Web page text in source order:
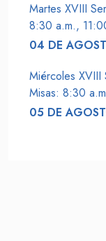
Martes XVIII
8:30 a.m.,
04 DE
Miércoles XVIII
Misas: 8:30
05 DE